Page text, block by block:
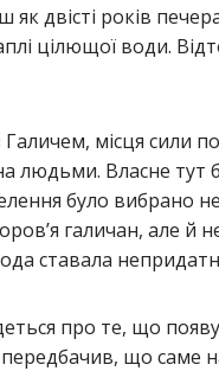
двісті років
цілющої води.
місця сили
людьми. Власне
було вибрано
галичан, але й
ставала
про те, що
що саме